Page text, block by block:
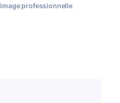
image professionnelle